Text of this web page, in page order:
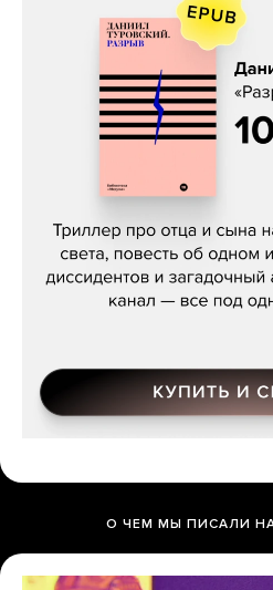
Даниил
О ЧЕМ МЫ ПИСАЛИ